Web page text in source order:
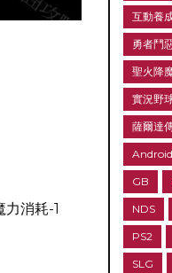
消耗-1
互動養
勇者鬥
聖火降
實況野
薩爾達
Android
GB
NDS
PS2
SLG